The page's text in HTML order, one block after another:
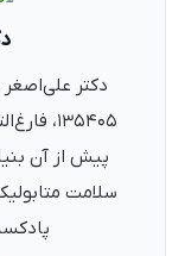
دکتر
پیش از آن
سلامت